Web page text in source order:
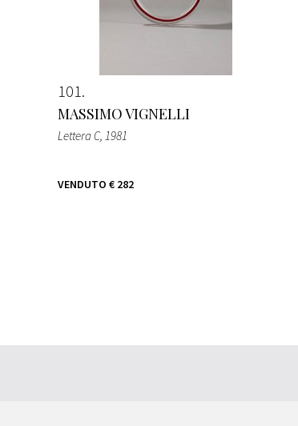
101
MASSIMO VIGNELLI
Lettera C, 1981
VENDUTO € 282